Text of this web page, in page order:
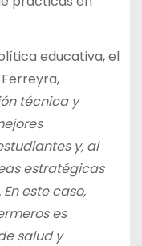
educativa, el
técnica y
y, al
estratégicas
este caso,
es
salud y